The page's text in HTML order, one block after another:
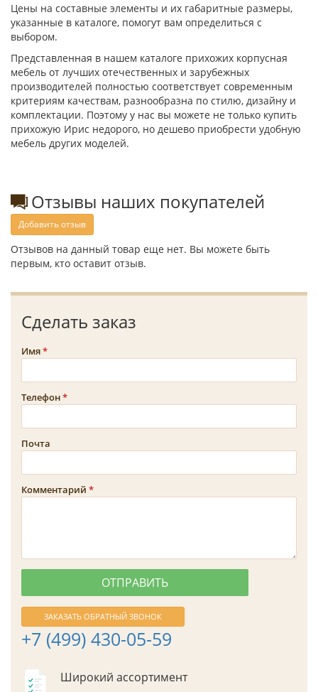
Цены на составные элементы и их габаритные размеры,
указанные в каталоге, помогут вам определиться с
выбором.
Представленная в нашем каталоге прихожих корпусная
мебель от лучших отечественных и зарубежных
производителей полностью соответствует современным
критериям качествам, разнообразна по стилю, дизайну и
комплектации. Поэтому у нас вы можете не только купить
прихожую Ирис недорого, но дешево приобрести удобную
мебель других моделей.
Отзывы наших покупателей
Добавить отзыв
Отзывов на данный товар еще нет. Вы можете быть
первым, кто оставит отзыв.
Сделать заказ
Имя
Телефон
Почта
Комментарий
ЗАКАЗАТЬ ОБРАТНЫЙ ЗВОНОК
+7 (499) 430-05-59
Широкий ассортимент